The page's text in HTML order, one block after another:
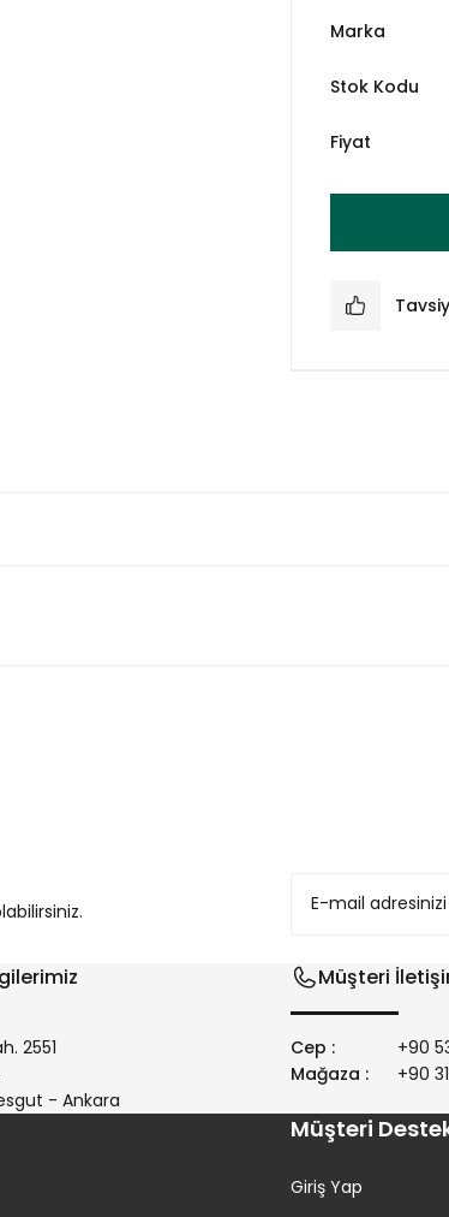
Marka
Stok Kodu
Fiyat
2551
- Ankara
Müşteri
Cep :
+90
Mağaza :
+90
Müşteri
Giriş Yap